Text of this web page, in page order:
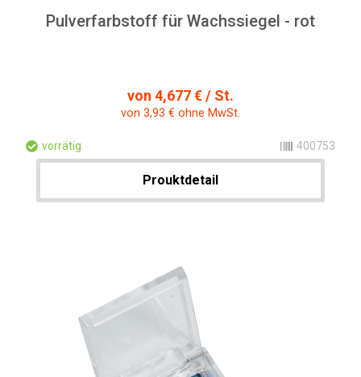
Pulverfarbstoff für Wachssiegel - rot
von 4,677 € / St.
von 3,93 € ohne MwSt.
vorrätig 400753
Prouktdetail